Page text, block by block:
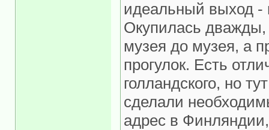
идеальный выход -
Окупилась
музея до музея, а
прогулок. Есть
голландского, но
сделали
адрес в